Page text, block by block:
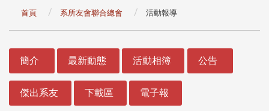
首頁 系所友會聯合總會 活動報導
簡介 最新動態 活動相簿 公告
傑出系友 下載區 電子報